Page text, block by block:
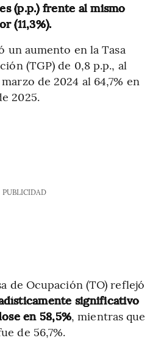
(p.p.) frente al mismo
(11,3%).
un aumento en la Tasa
(TGP) de 0,8 p.p., al
de 2024 al 64,7% en
2025.
PUBLICIDAD
de Ocupación (TO) reflejó
significativo
en 58,5%, mientras que
de 56,7%.